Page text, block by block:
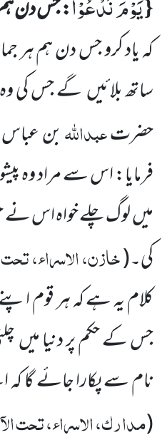
: جس دن ہم
کہ یاد کرو جس دن ہم
ساتھ بلائیںگے جس کی وہ
حضرتعبداللّٰہبن عباس
فرمایا: اس سے مراد وہ
میںلوگ چلے خواہ اس نے
کی۔(خازن، الاسراء،
کلام یہ ہے کہ ہر قوم
جس کے حکم پر دنیا میں
نام سے پکارا جائے گا
(مدارک، الاسراء، تحت